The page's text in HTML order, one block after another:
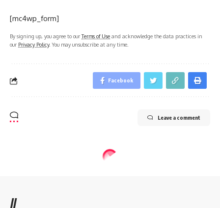
[mc4wp_form]
By signing up, you agree to ourTerms of Use and acknowledge the data practices in
our Privacy Policy. You may unsubscribe at any time.
Facebook
Leave a comment
//